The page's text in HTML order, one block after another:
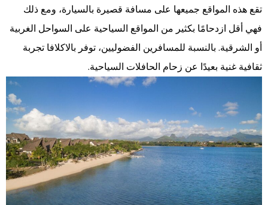
تقع هذه المواقع جميعها على مسافة قصيرة بالسيارة، ومع ذلك
فهي أقل ازدحامًا بكثير من المواقع السياحية على السواحل الغربية
أو الشرقية. بالنسبة للمسافرين الفضوليين، توفر بالاكلافا تجربة
ثقافية غنية بعيدًا عن زحام الحافلات السياحية.